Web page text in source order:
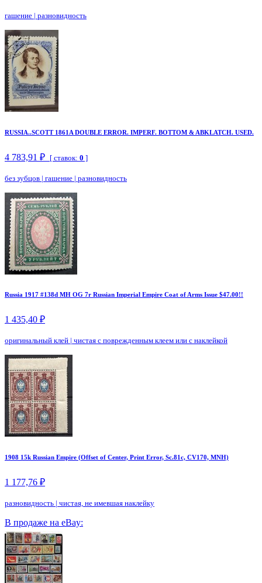
гашение | разновидность
RUSSIA..SCOTT 1861A DOUBLE ERROR. IMPERF. BOTTOM & ABKLATCH. USED.
4 783,91 ₽ [ ставок: 0 ]
без зубцов | гашение | разновидность
Russia 1917 #138d MH OG 7r Russian Imperial Empire Coat of Arms Issue $47.00!!
1 435,40 ₽
оригинальный клей | чистая с поврежденным клеем или с наклейкой
1908 15k Russian Empire (Offset of Center, Print Error, Sc.81c, CV170, MNH)
1 177,76 ₽
разновидность | чистая, не имевшая наклейку
В продаже на eBay: